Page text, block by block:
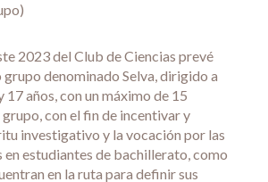
2023 del Club de Ciencias prevé
grupo denominado Selva, dirigido a
17 años, con un máximo de 15
con el fin de incentivar y
investigativo y la vocación por las
en estudiantes de bachillerato, como
en la ruta para definir sus